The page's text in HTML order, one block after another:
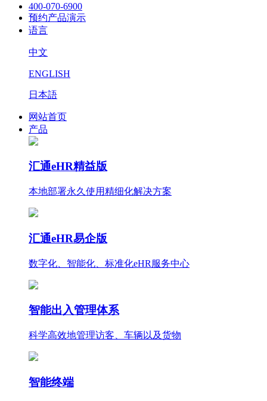
400-070-6900
预约产品演示
语言
中文
ENGLISH
日本語
网站首页
产品
汇通eHR精益版
本地部署永久使用精细化解决方案
汇通eHR易企版
数字化、智能化、标准化eHR服务中心
智能出入管理体系
科学高效地管理访客、车辆以及货物
智能终端